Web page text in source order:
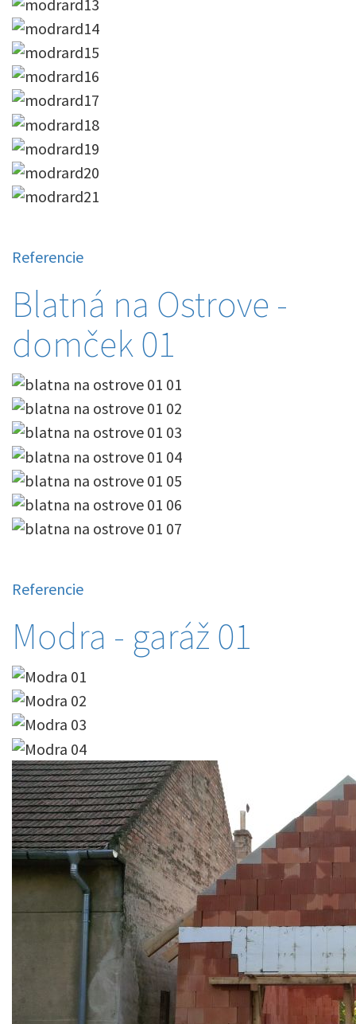
Referencie
Blatná na Ostrove -
domček 01
Referencie
Modra - garáž 01